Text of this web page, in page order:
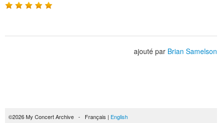
ajouté par Brian Samelson
©2026 My Concert Archive - Français | English